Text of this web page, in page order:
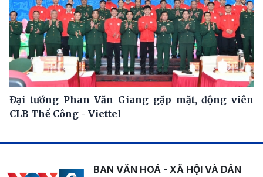
Đại tướng Phan Văn Giang gặp mặt, động viên
CLB Thể Công - Viettel
BAN VĂN HOÁ - XÃ HỘI VÀ DÂN